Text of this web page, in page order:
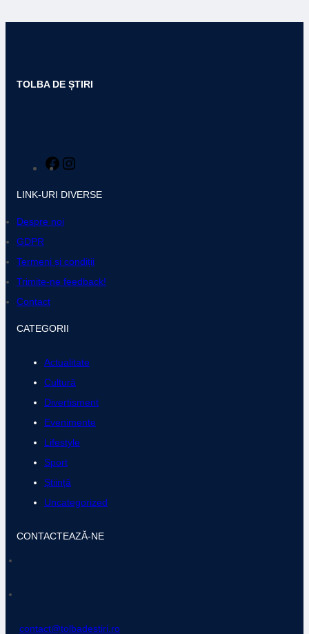
TOLBA DE ȘTIRI
F
c
b
o
k
s
r
a
LINK-URI DIVERSE
Despre noi
GDPR
Termeni și condiții
Trimite-ne feedback!
Contact
CATEGORII
Actualitate
Cultură
Divertisment
Evenimente
Lifestyle
Sport
Știință
Uncategorized
CONTACTEAZĂ-NE
contact@tolbadestiri.ro